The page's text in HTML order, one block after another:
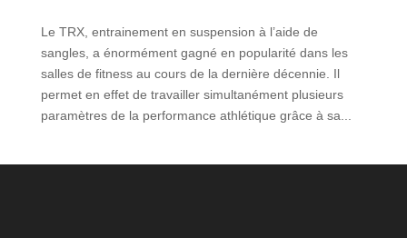
Le TRX, entrainement en suspension à l’aide de
sangles, a énormément gagné en popularité dans les
salles de fitness au cours de la dernière décennie. Il
permet en effet de travailler simultanément plusieurs
paramètres de la performance athlétique grâce à sa...